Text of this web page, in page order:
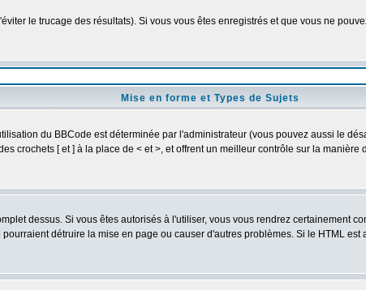
le trucage des résultats). Si vous vous êtes enregistrés et que vous ne
Mise en forme et Types de Sujets
du BBCode est déterminée par l'administrateur (vous pouvez aussi le
crochets [ et ] à la place de < et >, et offrent un meilleur contrôle sur la
dessus. Si vous êtes autorisés à l'utiliser, vous vous rendrez certainement
détruire la mise en page ou causer d'autres problèmes. Si le HTML